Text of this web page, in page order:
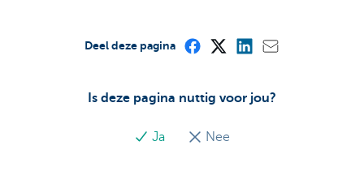
Is deze pagina nuttig voor jou?
Ja Nee
Deel deze pagina